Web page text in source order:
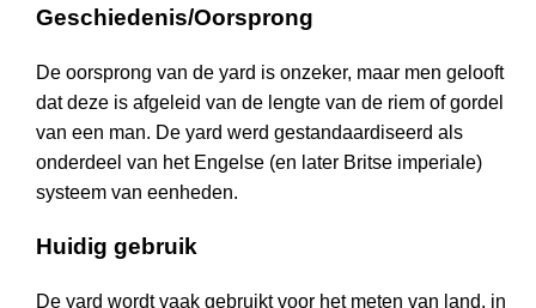
Geschiedenis/Oorsprong
De oorsprong van de yard is onzeker, maar men gelooft
dat deze is afgeleid van de lengte van de riem of gordel
van een man. De yard werd gestandaardiseerd als
onderdeel van het Engelse (en later Britse imperiale)
systeem van eenheden.
Huidig gebruik
De yard wordt vaak gebruikt voor het meten van land, in